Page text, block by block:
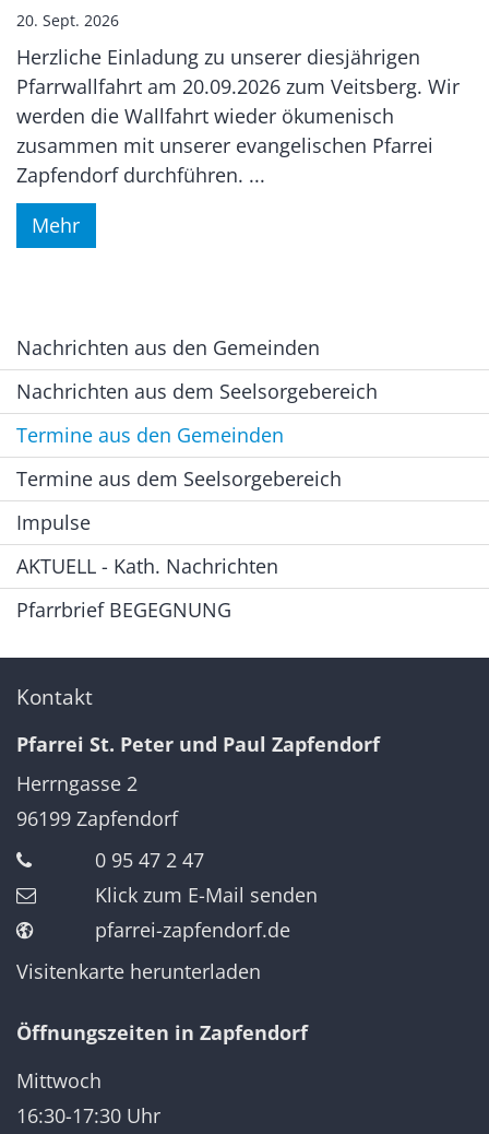
20. Sept. 2026
Herzliche Einladung zu unserer diesjährigen
Pfarrwallfahrt am 20.09.2026 zum Veitsberg. Wir
werden die Wallfahrt wieder ökumenisch
zusammen mit unserer evangelischen Pfarrei
Zapfendorf durchführen. ...
Mehr
Nachrichten aus den Gemeinden
Nachrichten aus dem Seelsorgebereich
Termine aus den Gemeinden
Termine aus dem Seelsorgebereich
Impulse
AKTUELL - Kath. Nachrichten
Pfarrbrief BEGEGNUNG
Kontakt
Pfarrei St. Peter und Paul Zapfendorf
Herrngasse 2
96199 Zapfendorf
0 95 47 2 47
Klick zum E-Mail senden
pfarrei-zapfendorf.de
Visitenkarte herunterladen
Öffnungszeiten in Zapfendorf
Mittwoch
16:30-17:30 Uhr